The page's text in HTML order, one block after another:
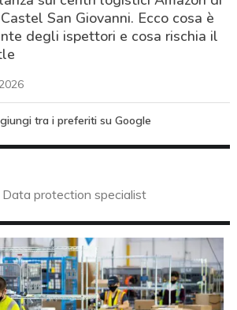
San Giovanni. Ecco cosa è
degli ispettori e cosa rischia il
tra i preferiti su Google
Data protection specialist